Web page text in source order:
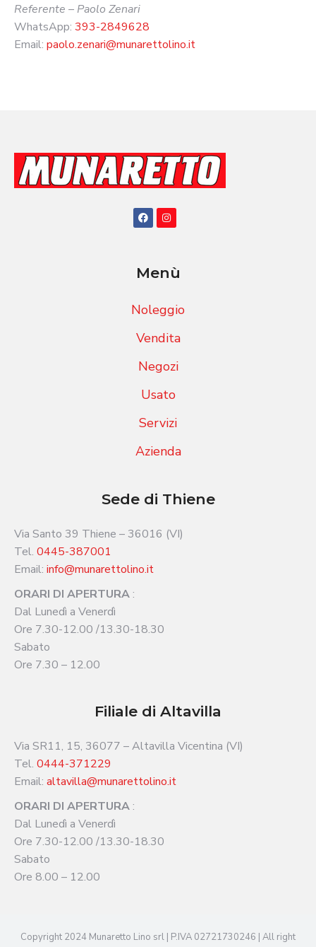
Referente – Paolo Zenari
WhatsApp: 393-2849628
Email: paolo.zenari@munarettolino.it
Menù
Noleggio
Vendita
Negozi
Usato
Servizi
Azienda
Sede di Thiene
Via Santo 39 Thiene – 36016 (VI)
Tel. 0445-387001
Email: info@munarettolino.it
ORARI DI APERTURA:
Dal Lunedì a Venerdì
Ore 7.30-12.00 /13.30-18.30
Sabato
Ore 7.30 – 12.00
Filiale di Altavilla
Via SR11, 15, 36077 – Altavilla Vicentina (VI)
Tel. 0444-371229
Email: altavilla@munarettolino.it
ORARI DI APERTURA:
Dal Lunedì a Venerdì
Ore 7.30-12.00 /13.30-18.30
Sabato
Ore 8.00 – 12.00
Copyright 2024 Munaretto Lino srl | P.IVA 02721730246 | All right